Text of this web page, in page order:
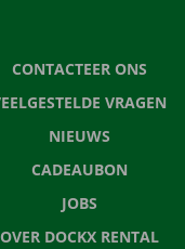
CONTACTEER ONS
VRAGEN
NIEUWS
CADEAUBON
JOBS
OVER DOCKX RENTAL